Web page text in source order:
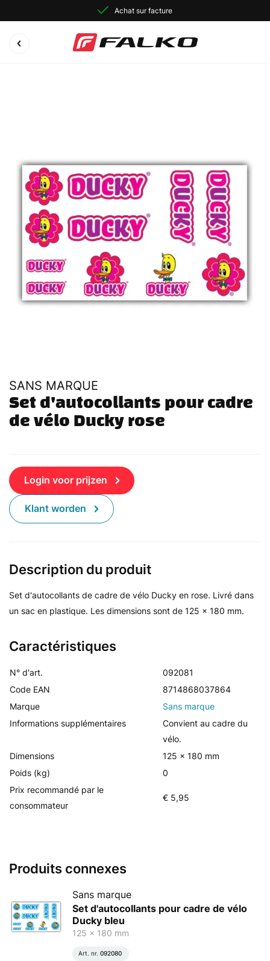
Achat sur facture
SANS MARQUE
Set d'autocollants pour cadre
de vélo Ducky rose
Login voor prijzen
Klant worden
Caractéristiques
N° d'art.
092081
Code EAN
8714868037864
Marque
Sans marque
Informations supplémentaires
Convient au cadre du
vélo.
Dimensions
125 x 180 mm
Poids (kg)
0
Prix recommandé par le
consommateur
€ 5,95
Description du produit
Set d'autocollants de cadre de vélo Ducky en rose. Livré dans
un sac en plastique. Les dimensions sont de 125 x 180 mm.
Produits connexes
Sans marque
Set d'autocollants pour cadre de vélo
Ducky bleu
125 x 180 mm
Art. nr. 092080